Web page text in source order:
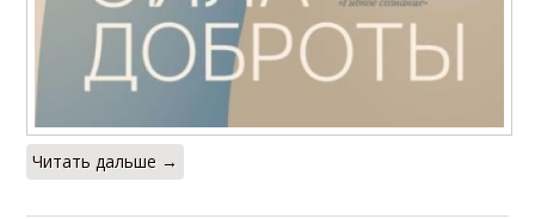
Читать дальше →